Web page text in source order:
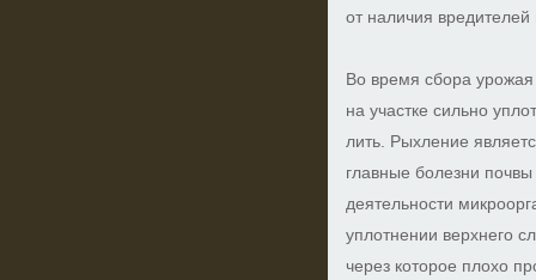
от наличия вредителей
Во время сбора
на участке сильно
лить. Рыхление
главные болезни
деятельности
уплотнении верхнего
через которое плохо